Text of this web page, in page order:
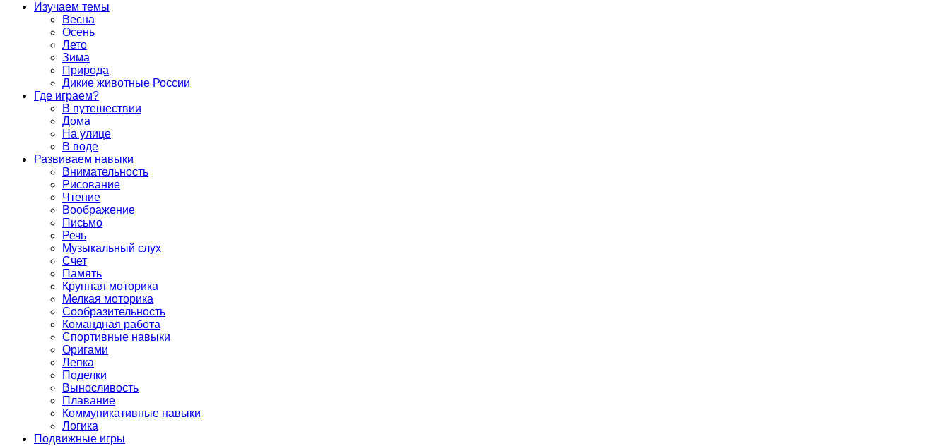
Изучаем темы
Весна
Осень
Лето
Зима
Природа
Дикие животные России
Где играем?
В путешествии
Дома
На улице
В воде
Развиваем навыки
Внимательность
Рисование
Чтение
Воображение
Письмо
Речь
Музыкальный слух
Счет
Память
Крупная моторика
Мелкая моторика
Сообразительность
Командная работа
Спортивные навыки
Оригами
Лепка
Поделки
Выносливость
Плавание
Коммуникативные навыки
Логика
Подвижные игры